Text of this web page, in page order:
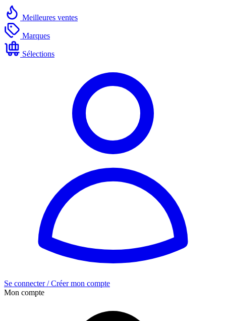
Meilleures ventes
Marques
Sélections
Se connecter / Créer mon compte
Mon compte